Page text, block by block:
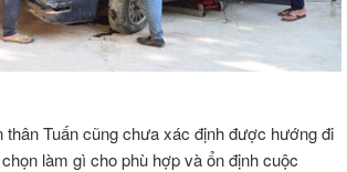
cũng chưa xác định được hướng đi
làm gì cho phù hợp và ổn định cuộc